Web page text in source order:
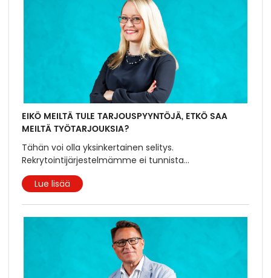
EIKÖ MEILTÄ TULE TARJOUSPYYNTÖJÄ, ETKÖ SAA
MEILTÄ TYÖTARJOUKSIA?
Tähän voi olla yksinkertainen selitys.
Rekrytointijärjestelmämme ei tunnista...
Lue lisää